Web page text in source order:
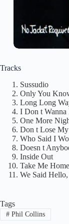
Tracks
Sussudio
Only You
Long Long
I Don t
One More
Don t Lose
Who Said I
Doesn t
Inside Out
Take Me Home
We Said
Tags
#Phil Collins